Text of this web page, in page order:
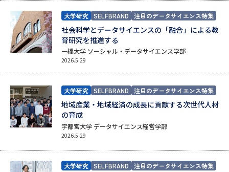
大学研究 大学検索
新増設大学・学部・学科特集
国際・グローバルに強い大学特
集
データサイエンス特集 奨学金・特待生制度特集
デジタルパンフレット 進路の３択
大学研究 SELFBRAND 注目のデータサイエンス特集
社会科学とデータサイエンスの「融合」による教
育研究を推進する
一橋大学 ソーシャル・データサイエンス学部
2026.5.29
大学研究 SELFBRAND 注目のデータサイエンス特集
地域産業・地域経済の成長に貢献する次世代人材
の育成
宇都宮大学 データサイエンス経営学部
2026.5.29
大学研究 SELFBRAND 注目のデータサイエンス特集